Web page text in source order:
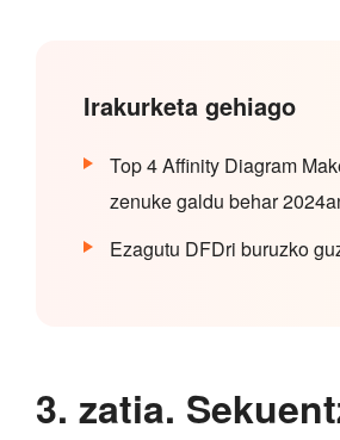
Irakurketa gehiago
Top 4 Affinity Diagram
zenuke galdu behar
Ezagutu DFDri buruzko
3. zatia.